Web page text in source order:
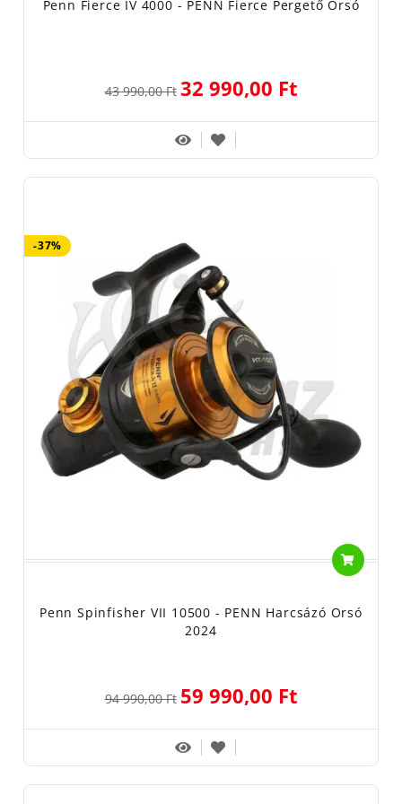
Penn Fierce IV 4000 - PENN Fierce Pergető Orsó
43 990,00 Ft 32 990,00 Ft
-37%
Penn Spinfisher VII 10500 - PENN Harcsázó Orsó
2024
94 990,00 Ft 59 990,00 Ft